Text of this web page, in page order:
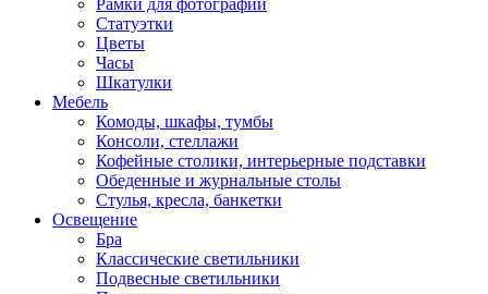
Рамки для фотографий
Статуэтки
Цветы
Часы
Шкатулки
Мебель
Комоды, шкафы, тумбы
Консоли, стеллажи
Кофейные столики, интерьерные подставки
Обеденные и журнальные столы
Стулья, кресла, банкетки
Освещение
Бра
Классические светильники
Подвесные светильники